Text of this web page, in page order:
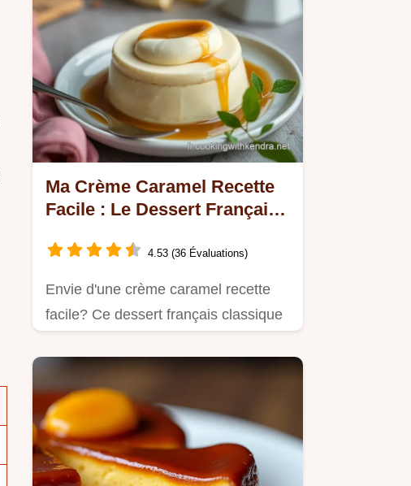
Ma Crème Caramel Recette
Facile : Le Dessert Français
4.53 (36 Évaluations)
Envie d'une crème caramel recette
facile? Ce dessert français classique